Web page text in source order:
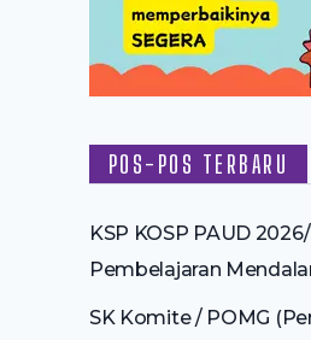
POS-POS TERBARU
KSP KOSP PAUD
Pembelajaran
SK Komite / POMG